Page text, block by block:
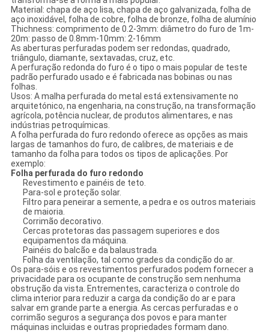
Material: chapa de aço lisa, chapa de aço galvanizada, folha de
aço inoxidável, folha de cobre, folha de bronze, folha de alumínio
Thichness: comprimento de 0.2-3mm: diâmetro do furo de 1m-
20m: passo de 0.8mm-10mm: 2-16mm
As aberturas perfuradas podem ser redondas, quadrado,
triângulo, diamante, sextavadas, cruz, etc.
A perfuração redonda do furo é o tipo o mais popular de teste
padrão perfurado usado e é fabricada nas bobinas ou nas
folhas.
Usos: A malha perfurada do metal está extensivamente no
arquitetónico, na engenharia, na construção, na transformação
agrícola, potência nuclear, de produtos alimentares, e nas
indústrias petroquímicas.
A folha perfurada do furo redondo oferece as opções as mais
largas de tamanhos do furo, de calibres, de materiais e de
tamanho da folha para todos os tipos de aplicações. Por
exemplo:
Folha perfurada do furo redondo
Revestimento e painéis de teto.
Para-sol e proteção solar.
Filtro para peneirar a semente, a pedra e os outros materiais
de maioria.
Corrimão decorativo.
Cercas protetoras das passagem superiores e dos
equipamentos da máquina.
Painéis do balcão e da balaustrada.
Folha da ventilação, tal como grades da condição do ar.
Os para-sóis e os revestimentos perfurados podem fornecer a
privacidade para os ocupante de construção sem nenhuma
obstrução da vista. Entrementes, caracteriza o controle do
clima interior para reduzir a carga da condição do ar e para
salvar em grande parte a energia. As cercas perfuradas e o
corrimão seguros a segurança dos povos e para manter
máquinas incluidas e outras propriedades formam dano.